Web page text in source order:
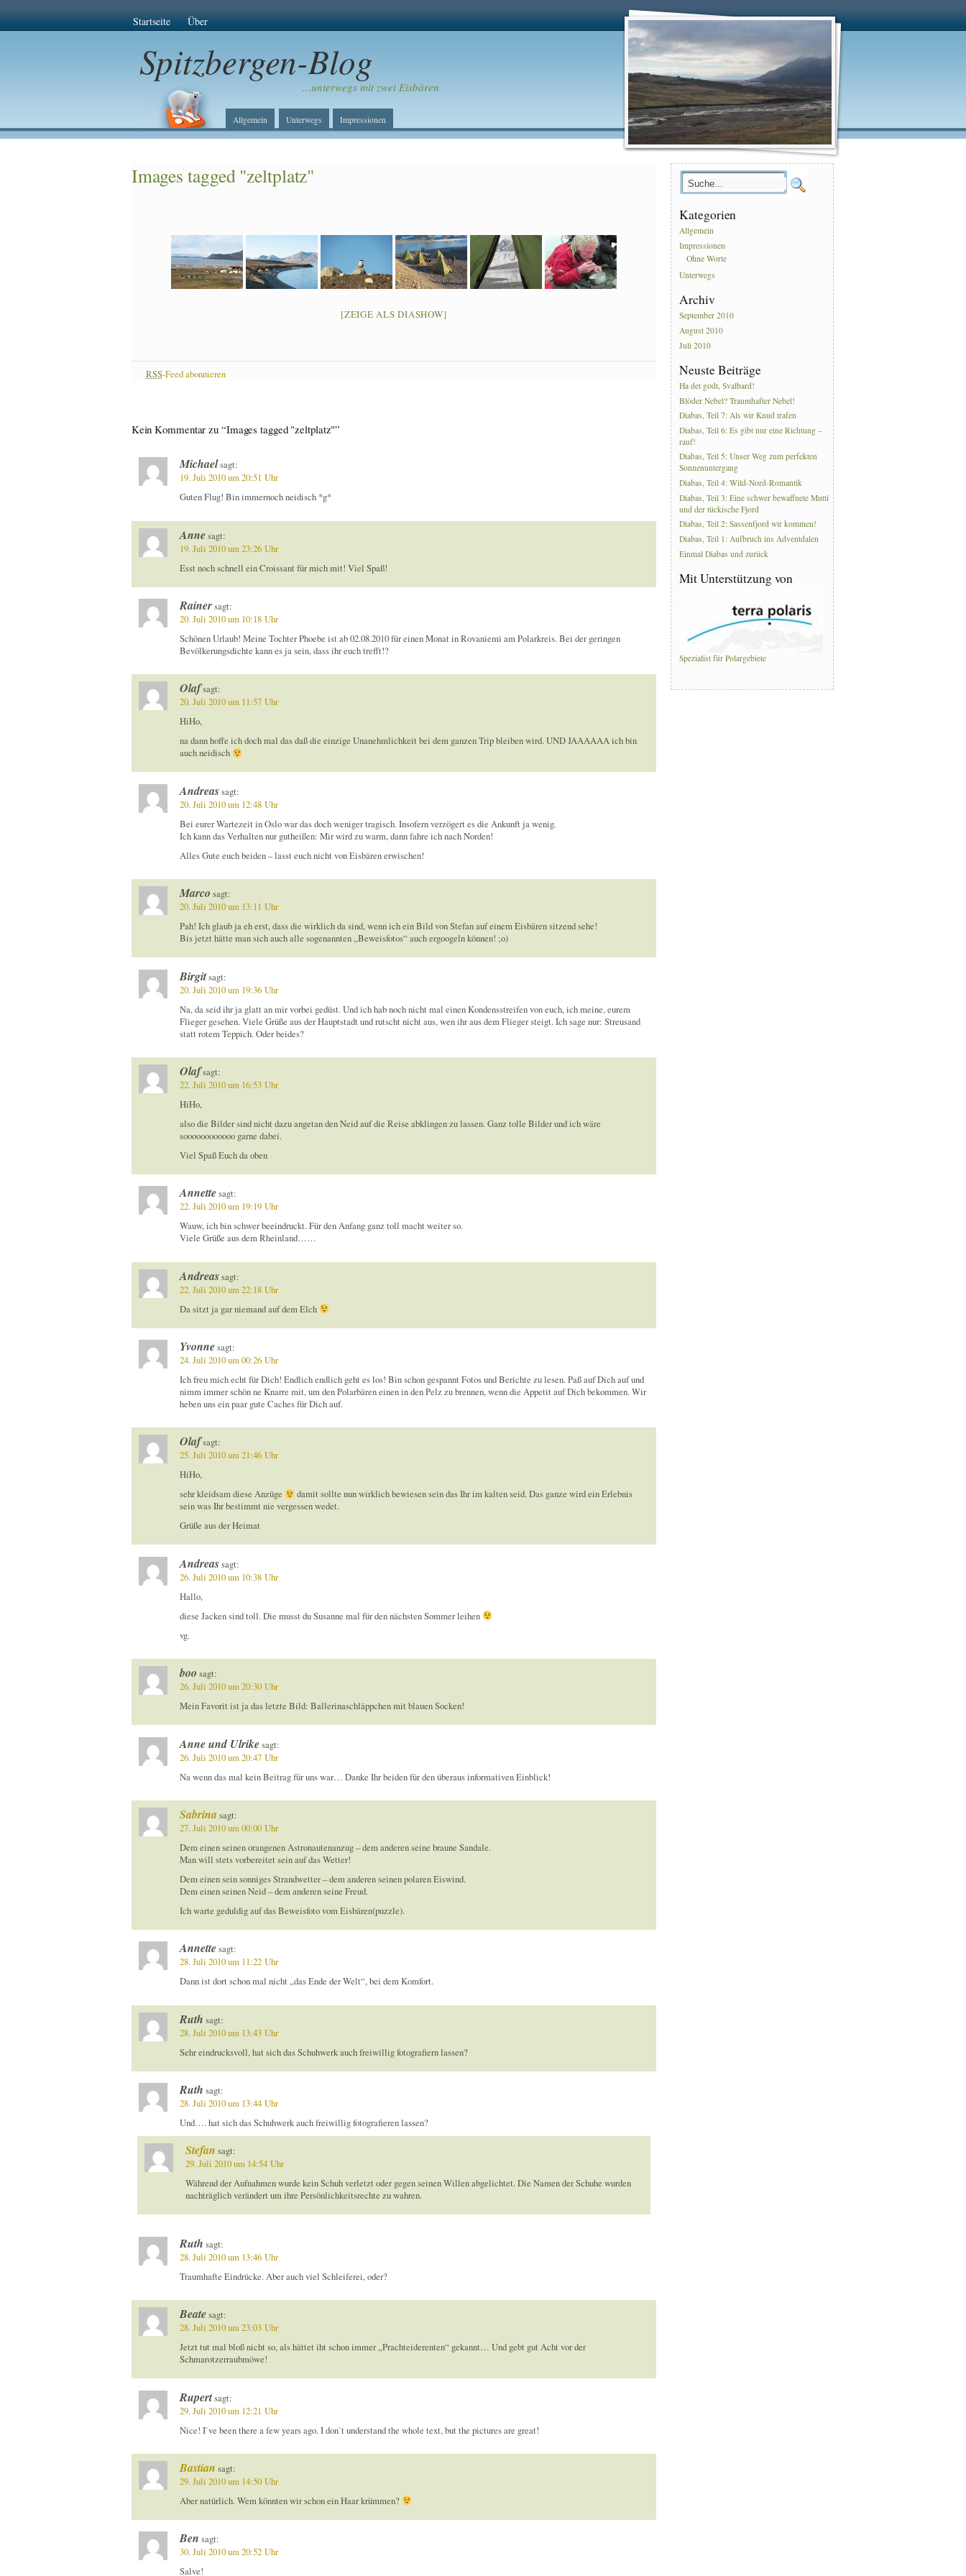
Startseite Über
Spitzbergen-Blog
…unterwegs mit zwei Eisbären
Allgemein Unterwegs Impressionen
Images tagged "zeltplatz"
[ZEIGE ALS DIASHOW]
RSS-Feed abonnieren
Kein Kommentar zu “Images tagged "zeltplatz"”
Michaelsagt:
19. Juli 2010 um 20:51 Uhr
Guten Flug! Bin immernoch neidisch *g*
Annesagt:
19. Juli 2010 um 23:26 Uhr
Esst noch schnell ein Croissant für mich mit! Viel Spaß!
Rainersagt:
20. Juli 2010 um 10:18 Uhr
Schönen Urlaub! Meine Tochter Phoebe ist ab 02.08.2010 für einen Monat in Rovaniemi am Polarkreis. Bei der geringen
Bevölkerungsdichte kann es ja sein, dass ihr euch trefft!?
Olafsagt:
20. Juli 2010 um 11:57 Uhr
HiHo,
na dann hoffe ich doch mal das daß die einzige Unanehmlichkeit bei dem ganzen Trip bleiben wird. UND JAAAAAA ich bin
auch neidisch
Andreassagt:
20. Juli 2010 um 12:48 Uhr
Bei eurer Wartezeit in Oslo war das doch weniger tragisch. Insofern verzögert es die Ankunft ja wenig.
Ich kann das Verhalten nur gutheißen: Mir wird zu warm, dann fahre ich nach Norden!
Alles Gute euch beiden – lasst euch nicht von Eisbären erwischen!
Marco sagt:
20. Juli 2010 um 13:11 Uhr
Pah! Ich glaub ja eh erst, dass die wirklich da sind, wenn ich ein Bild von Stefan auf einem Eisbären sitzend sehe!
Bis jetzt hätte man sich auch alle sogenannten „Beweisfotos“ auch ergoogeln können! ;o)
Birgitsagt:
20. Juli 2010 um 19:36 Uhr
Na, da seid ihr ja glatt an mir vorbei gedüst. Und ich hab noch nicht mal einen Kondensstreifen von euch, ich meine, eurem
Flieger gesehen. Viele Grüße aus der Hauptstadt und rutscht nicht aus, wen ihr aus dem Flieger steigt. Ich sage nur: Streusand
statt rotem Teppich. Oder beides?
Olafsagt:
22. Juli 2010 um 16:53 Uhr
HiHo,
also die Bilder sind nicht dazu angetan den Neid auf die Reise abklingen zu lassen. Ganz tolle Bilder und ich wäre
soooooooooooo garne dabei.
Viel Spaß Euch da oben
Annettesagt:
22. Juli 2010 um 19:19 Uhr
Wauw, ich bin schwer beeindruckt. Für den Anfang ganz toll macht weiter so.
Viele Grüße aus dem Rheinland……
Andreassagt:
22. Juli 2010 um 22:18 Uhr
Da sitzt ja gar niemand auf dem Elch
Yvonnesagt:
24. Juli 2010 um 00:26 Uhr
Ich freu mich echt für Dich! Endlich endlich geht es los! Bin schon gespannt Fotos und Berichte zu lesen. Paß auf Dich auf und
nimm immer schön ne Knarre mit, um den Polarbären einen in den Pelz zu brennen, wenn die Appetit auf Dich bekommen. Wir
heben uns ein paar gute Caches für Dich auf.
Olafsagt:
25. Juli 2010 um 21:46 Uhr
HiHo,
sehr kleidsam diese Anzüge
damit sollte nun wirklich bewiesen sein das Ihr im kalten seid. Das ganze wird ein Erlebnis
sein was Ihr bestimmt nie vergessen wedet.
Grüße aus der Heimat
Andreassagt:
26. Juli 2010 um 10:38 Uhr
Hallo,
diese Jacken sind toll. Die musst du Susanne mal für den nächsten Sommer leihen
vg.
boo sagt:
26. Juli 2010 um 20:30 Uhr
Mein Favorit ist ja das letzte Bild: Ballerinaschläppchen mit blauen Socken!
Anne und Ulrikesagt:
26. Juli 2010 um 20:47 Uhr
Na wenn das mal kein Beitrag für uns war… Danke Ihr beiden für den überaus informativen Einblick!
Sabrinasagt:
27. Juli 2010 um 00:00 Uhr
Dem einen seinen orangenen Astronautenanzug – dem anderen seine braune Sandale.
Man will stets vorbereitet sein auf das Wetter!
Dem einen sein sonniges Strandwetter – dem anderen seinen polaren Eiswind.
Dem einen seinen Neid – dem anderen seine Freud.
Ich warte geduldig auf das Beweisfoto vom Eisbären(puzzle).
Annettesagt:
28. Juli 2010 um 11:22 Uhr
Dann ist dort schon mal nicht „das Ende der Welt“, bei dem Komfort.
Ruth sagt:
28. Juli 2010 um 13:43 Uhr
Sehr eindrucksvoll, hat sich das Schuhwerk auch freiwillig fotografiern lassen?
Ruth sagt:
28. Juli 2010 um 13:44 Uhr
Und…. hat sich das Schuhwerk auch freiwillig fotografieren lassen?
Stefan sagt:
29. Juli 2010 um 14:54 Uhr
Während der Aufnahmen wurde kein Schuh verletzt oder gegen seinen Willen abgelichtet. Die Namen der Schuhe wurden
nachträglich verändert um ihre Persönlichkeitsrechte zu wahren.
Ruth sagt:
28. Juli 2010 um 13:46 Uhr
Traumhafte Eindrücke. Aber auch viel Schleiferei, oder?
Beatesagt:
28. Juli 2010 um 23:03 Uhr
Jetzt tut mal bloß nicht so, als hättet iht schon immer „Prachteiderenten“ gekannt… Und gebt gut Acht vor der
Schmarotzerraubmöwe!
Rupertsagt:
29. Juli 2010 um 12:21 Uhr
Nice! I`ve been there a few years ago. I don`t understand the whole text, but the pictures are great!
Bastian sagt:
29. Juli 2010 um 14:50 Uhr
Aber natürlich. Wem könnten wir schon ein Haar krümmen?
Ben sagt:
30. Juli 2010 um 20:52 Uhr
Salve!
Kategorien
Allgemein
Impressionen
Ohne Worte
Unterwegs
Archiv
September 2010
August 2010
Juli 2010
Neuste Beiträge
Ha det godt, Svalbard!
Blöder Nebel? Traumhafter Nebel!
Diabas, Teil 7: Als wir Knud trafen
Diabas, Teil 6: Es gibt nur eine Richtung –
rauf!
Diabas, Teil 5: Unser Weg zum perfekten
Sonnenuntergang
Diabas, Teil 4: Wild-Nord-Romantik
Diabas, Teil 3: Eine schwer bewaffnete Mutti
und der tückische Fjord
Diabas, Teil 2: Sassenfjord wir kommen!
Diabas, Teil 1: Aufbruch ins Adventdalen
Einmal Diabas und zurück
Mit Unterstützung von
Spezialist für Polargebiete